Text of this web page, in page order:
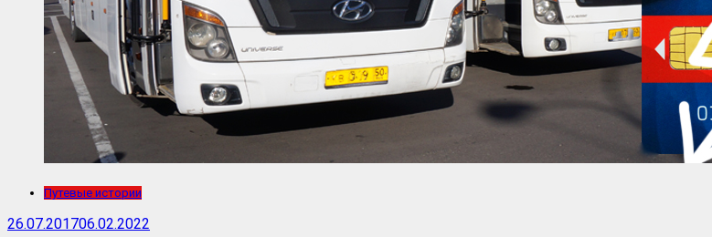
Путевые истории
26.07.201706.02.2022